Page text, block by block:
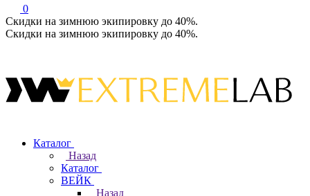
0
Скидки на зимнюю экипировку до 40%.
Скидки на зимнюю экипировку до 40%.
Каталог
Назад
Каталог
ВЕЙК
Назад